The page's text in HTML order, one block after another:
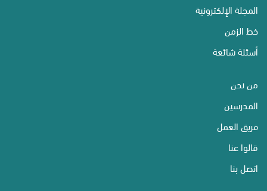
المجلة الإلكترونية
خط الزمن
أسئلة شائعة
من نحن
المدرسين
فريق العمل
قالوا عنا
اتصل بنا